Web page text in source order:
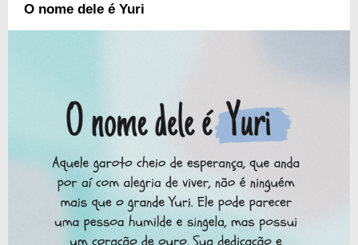
O nome dele é Yuri